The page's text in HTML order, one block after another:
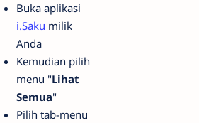
Buka aplikasi
i.Saku milik
Anda
Kemudian pilih
menu "Lihat
Semua"
Pilih tab-menu